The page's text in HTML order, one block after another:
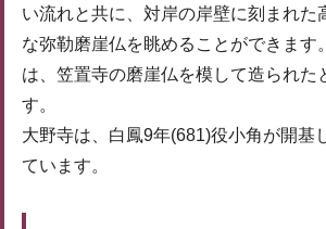
い流れと共に、対岸の岸壁に刻まれた
な弥勒磨崖仏を眺めることができます
は、笠置寺の磨崖仏を模して造られた
す。
大野寺は、白鳳9年(681)役小角が開基
ています。